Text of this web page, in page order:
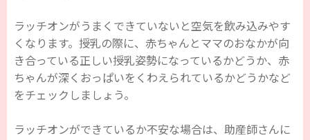
ラッチオンがうまくできていないと空気を飲み込みやす
くなります。授乳の際に、赤ちゃんとママのおなかが向
き合っている正しい授乳姿勢になっているかどうか、赤
ちゃんが深くおっぱいをくわえられているかどうかなど
をチェックしましょう。
ラッチオンができているか不安な場合は、助産師さんに